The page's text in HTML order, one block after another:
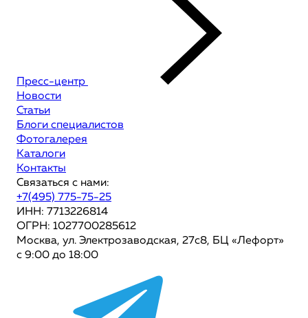
Пресс-центр
Новости
Статьи
Блоги специалистов
Фотогалерея
Каталоги
Контакты
Связаться с нами:
+7(495) 775-75-25
ИНН: 7713226814
ОГРН: 1027700285612
Москва, ул. Электрозаводская, 27с8, БЦ «Лефорт»
с 9:00 до 18:00